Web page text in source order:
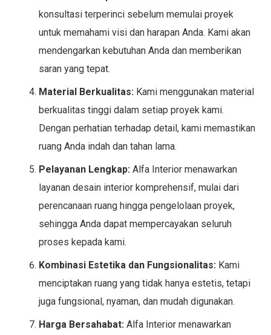
konsultasi terperinci sebelum memulai proyek
untuk memahami visi dan harapan Anda. Kami akan
mendengarkan kebutuhan Anda dan memberikan
saran yang tepat.
Material Berkualitas: Kami menggunakan material
berkualitas tinggi dalam setiap proyek kami.
Dengan perhatian terhadap detail, kami memastikan
ruang Anda indah dan tahan lama.
Pelayanan Lengkap: Alfa Interior menawarkan
layanan desain interior komprehensif, mulai dari
perencanaan ruang hingga pengelolaan proyek,
sehingga Anda dapat mempercayakan seluruh
proses kepada kami.
Kombinasi Estetika dan Fungsionalitas: Kami
menciptakan ruang yang tidak hanya estetis, tetapi
juga fungsional, nyaman, dan mudah digunakan.
Harga Bersahabat: Alfa Interior menawarkan